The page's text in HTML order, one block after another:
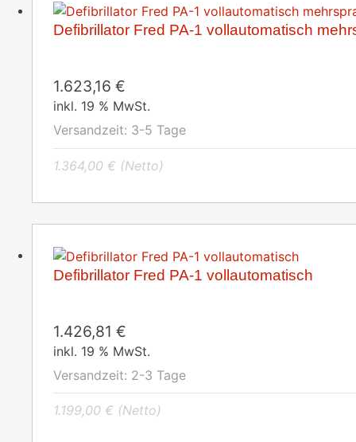
Defibrillator Fred PA-1 vollautomatisch
1.623,16 €
inkl. 19 % MwSt.
Versandzeit: 3-5 Tage
1.364,00 € (Netto)
Defibrillator Fred PA-1 vollautomatisch
1.426,81 €
inkl. 19 % MwSt.
Versandzeit: 2-3 Tage
1.199,00 € (Netto)